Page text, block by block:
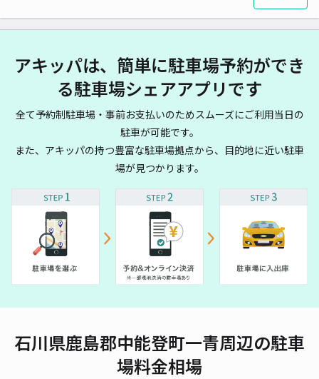
アキッパは、簡単に駐車場予約ができ
る駐車場シェアアプリです
全て予約制駐車場・事前お支払いのためスムーズにご利用当日の
駐車が可能です。
また、アキッパの持つ豊富な駐車場拠点から、目的地に近い駐車
場が見つかります。
石川県鹿島郡中能登町一青周辺の駐車
場料金相場